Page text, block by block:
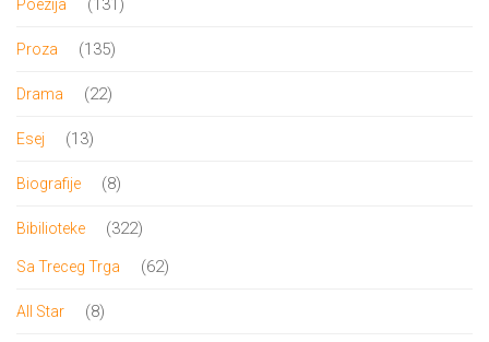
Poezija 131
Proza 135135
Drama 2222
Esej 1313
Biografije 88
Bibilioteke 322322
proizvoda
Sa Treceg Trga 6262
All Star 88